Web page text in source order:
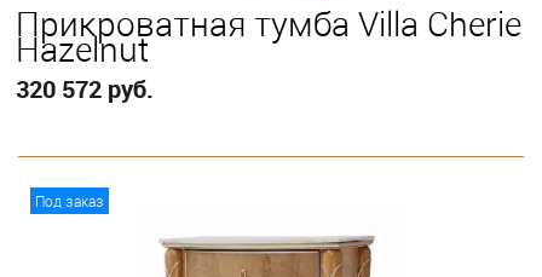
Прикроватная тумба Villa Cherie
Hazelnut
320 572 руб.
Под заказ